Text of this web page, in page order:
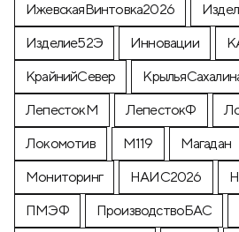
ИжевскаяВинтовка2026
Изделие52Э
Инновации
КрайнийСевер
ЛепестокМ
ЛепестокФ
Локомотив
М119 Магадан
Мониторинг
НАИС2026
ПМЭФ
ПроизводствоБАС